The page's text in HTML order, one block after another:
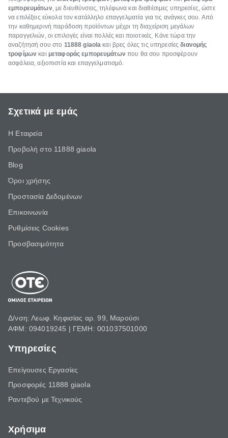
εμπορευμάτων, με διευθύνσεις, τηλέφωνα και διαθέσιμες υπηρεσίες, ώστε
να επιλέξεις εύκολα τον κατάλληλο επαγγελματία για τις ανάγκες σου. Από
την καθημερινή παράδοση προϊόντων μέχρι τη διαχείριση μεγάλων
παραγγελιών, οι επιλογές είναι πολλές και ποιοτικές. Κάνε τώρα την
αναζήτησή σου στο 11888 giaola και βρες όλες τις υπηρεσίεςδιανομής
τροφίμων και μεταφοράς εμπορευμάτων που θα σου προσφέρουν
ασφάλεια, αξιοπιστία και επαγγελματισμό.
Σχετικά με εμάς
Η Εταιρεία
Προβολή στο 11888 giaola
Blog
Όροι χρήσης
Προστασία Δεδομένων
Επικοινωνία
Ρυθμίσεις Cookies
Προσβασιμότητα
Δ/νση: Λεωφ. Κηφισίας αρ. 99, Μαρούσι
ΑΦΜ: 094019245 | ΓΕΜΗ: 001037501000
Υπηρεσίες
Επείγουσες Εργασίες
Προσφορές 11888 giaola
Ραντεβού με Τεχνικούς
Χρήσιμα